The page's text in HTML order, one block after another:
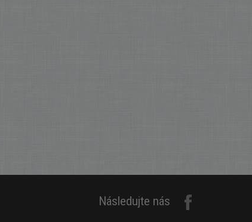
Následujte nás